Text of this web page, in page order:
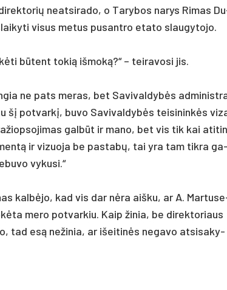
neat­si­ra­do, o Ta­ry­bos na­rys Ri­mas
vi­sus me­tus pu­sant­ro eta­to slau­gy­to­jo.
būtent to­kią iš­moką?“ – tei­ra­vo­si jis.
ne pa­ts me­ras, bet Sa­vi­val­dybės
šį po­tvarkį, bu­vo Sa­vi­val­dybės tei­si­ninkės
galbūt ir ma­no, bet vis tik kai
ir vi­zuo­ja be pa­stabų, tai yra tam tik­ra ga­
vy­ku­si.“
kalbė­jo, kad vis dar nėra aiš­ku, ar A.
me­ro po­tvar­kiu. Kaip ži­nia, be di­rek­to­riaus
tad esą ne­ži­nia, ar išei­tinės ne­ga­vo at­si­sa­ky­